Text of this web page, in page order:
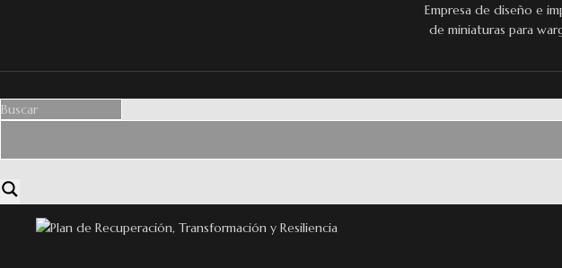
Empresa de diseño e
de miniaturas para